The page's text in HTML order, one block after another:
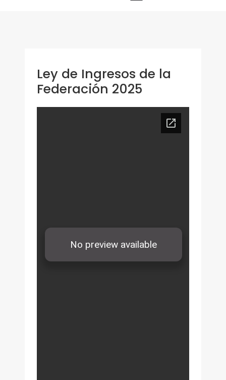
Ley de Ingresos de la
Federación 2025